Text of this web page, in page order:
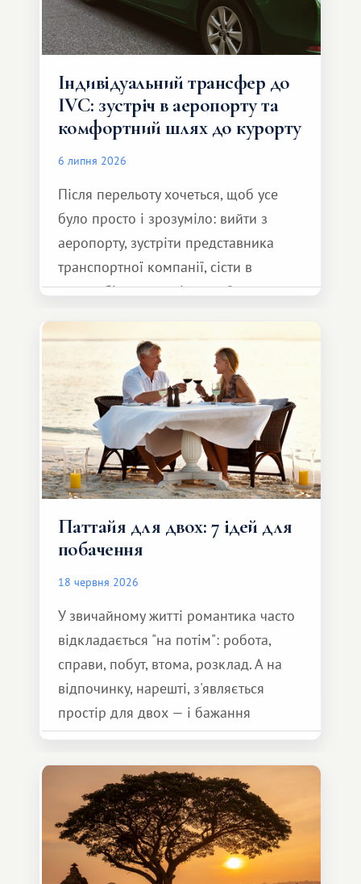
Індивідуальний трансфер до
IVC: зустріч в аеропорту та
комфортний шлях до курорту
6 липня 2026
Після перельоту хочеться, щоб усе
було просто і зрозуміло: вийти з
аеропорту, зустріти представника
транспортної компанії, сісти в
автомобіль та спокійно доїхати до
Паттайя для двох: 7 ідей для
побачення
18 червня 2026
У звичайному житті романтика часто
відкладається "на потім": робота,
справи, побут, втома, розклад. А на
відпочинку, нарешті, з'являється
простір для двох — і бажання
зробити для близької людини щось
особливе. Не обов'язково масштабне,
але тепле і незабутнє :)